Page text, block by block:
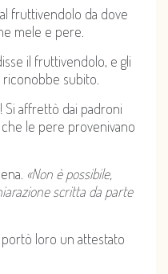
fruttivendolo da dove
mele e pere.
il fruttivendolo, e gli
subito.
Si affrettò dai padroni
le pere provenivano
«Non è possibile,
scritta da parte
loro un attestato